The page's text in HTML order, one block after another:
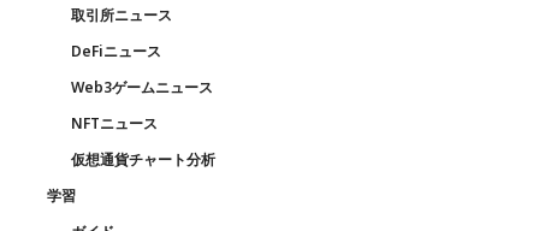
取引所ニュース
DeFiニュース
Web3ゲームニュース
NFTニュース
仮想通貨チャート分析
学習